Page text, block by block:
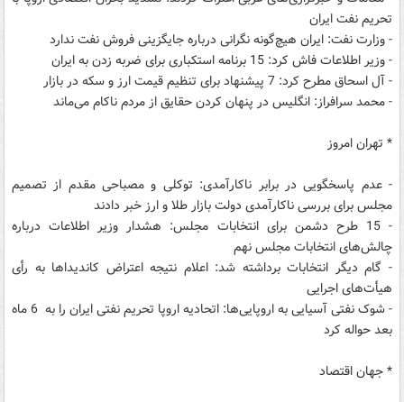
تحریم نفت ایران
- وزارت نفت: ایران هیچ‌گونه نگرانی درباره جایگزینی فروش نفت ندارد
- وزیر اطلاعات فاش کرد: 15 برنامه استکباری برای ضربه زدن به ایران
- آل اسحاق مطرح کرد: 7 پیشنهاد برای تنظیم قیمت ارز و سکه در بازار
- محمد سرافراز: انگلیس در پنهان کردن حقایق از مردم ناکام می‌ماند
* تهران امروز
- عدم پاسخگویی در برابر ناکارآمدی: توکلی و مصباحی مقدم از تصمیم
مجلس برای بررسی ناکارآمدی دولت بازار طلا و ارز خبر دادند
- 15 طرح دشمن برای انتخابات مجلس: هشدار وزیر اطلاعات درباره
چالش‌های انتخابات مجلس نهم
- گام دیگر انتخابات برداشته شد: اعلام نتیجه اعتراض کاندیداها به رأی
هیأت‌های اجرایی
- شوک نفتی آسیایی به اروپایی‌ها: اتحادیه اروپا تحریم نفتی ایران را به 6 ماه
بعد حواله کرد
* جهان اقتصاد